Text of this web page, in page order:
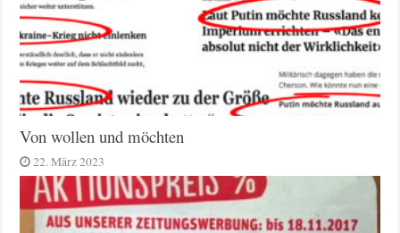
Von wollen und möchten
22. März 2023